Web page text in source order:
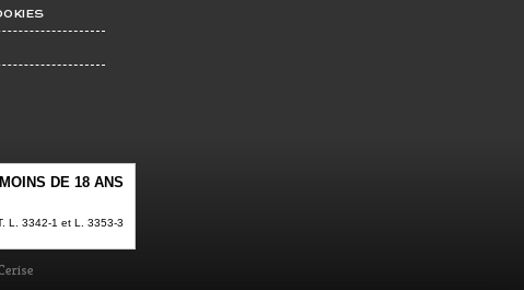
DE 18 ANS
L. 3342-1 et L. 3353-3